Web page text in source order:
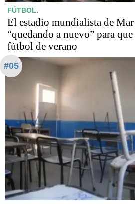
FÚTBOL.
El estadio mundialista de Mar
“quedando a nuevo” para
fútbol de verano
#05